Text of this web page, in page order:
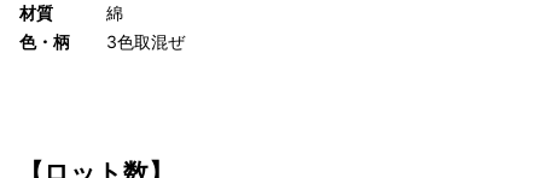
材質
綿
色・柄
3色取混ぜ